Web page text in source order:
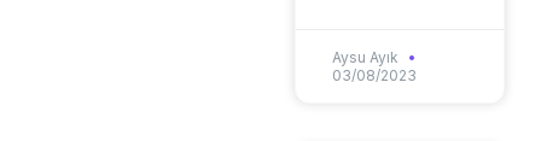
Aysu Ayık
03/08/2023